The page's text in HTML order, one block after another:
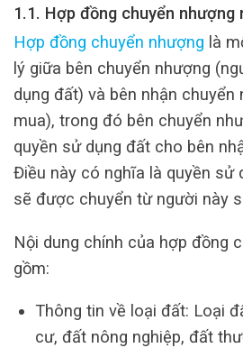
1.1. Hợp đồng chuyển nhượng
Hợp đồng chuyển nhượng là
lý giữa bên chuyển nhượng
dụng đất) và bên nhận chuyển
mua), trong đó bên chuyển
quyền sử dụng đất cho bên
Điều này có nghĩa là quyền sử
sẽ được chuyển từ người này
Nội dung chính của hợp đồng
gồm:
Thông tin về loại đất: Loại
cư, đất nông nghiệp, đất